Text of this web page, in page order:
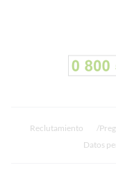
Reclutamiento
Datos